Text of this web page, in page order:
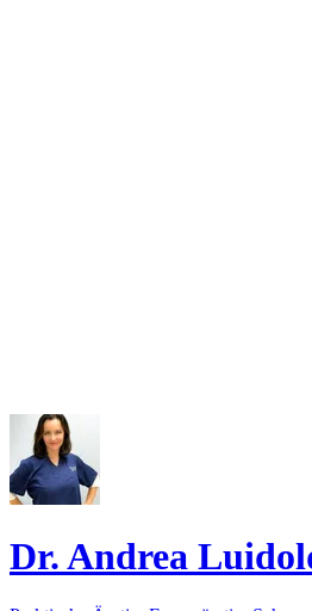
Dr. Andrea